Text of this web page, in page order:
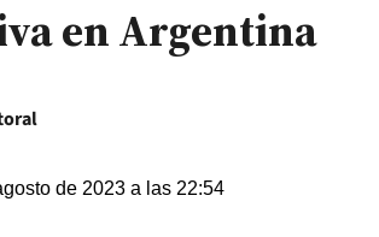
en Argentina
de 2023 a las 22:54